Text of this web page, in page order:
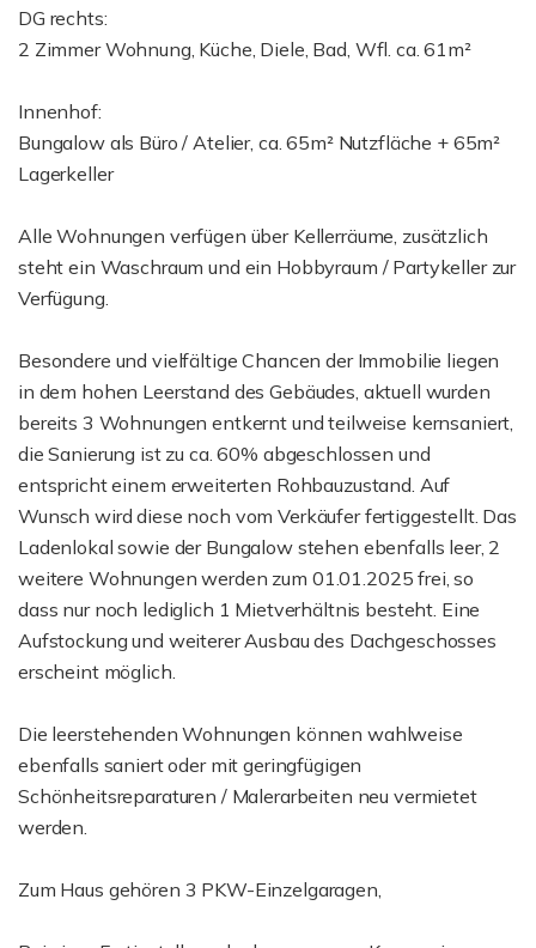
DG rechts:
2 Zimmer Wohnung, Küche, Diele, Bad, Wfl. ca. 61m²
Innenhof:
Bungalow als Büro / Atelier, ca. 65m² Nutzfläche + 65m²
Lagerkeller
Alle Wohnungen verfügen über Kellerräume, zusätzlich
steht ein Waschraum und ein Hobbyraum / Partykeller zur
Verfügung.
Besondere und vielfältige Chancen der Immobilie liegen
in dem hohen Leerstand des Gebäudes, aktuell wurden
bereits 3 Wohnungen entkernt und teilweise kernsaniert,
die Sanierung ist zu ca. 60% abgeschlossen und
entspricht einem erweiterten Rohbauzustand. Auf
Wunsch wird diese noch vom Verkäufer fertiggestellt. Das
Ladenlokal sowie der Bungalow stehen ebenfalls leer, 2
weitere Wohnungen werden zum 01.01.2025 frei, so
dass nur noch lediglich 1 Mietverhältnis besteht. Eine
Aufstockung und weiterer Ausbau des Dachgeschosses
erscheint möglich.
Die leerstehenden Wohnungen können wahlweise
ebenfalls saniert oder mit geringfügigen
Schönheitsreparaturen / Malerarbeiten neu vermietet
werden.
Zum Haus gehören 3 PKW-Einzelgaragen,